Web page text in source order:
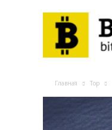
Главная Top